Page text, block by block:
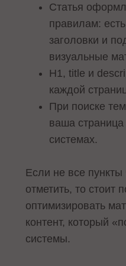
Статья
правилам:
заголовки и
визуальные
H1, title и
каждой
При поиске
ваша страница
системах.
Если не все пункты
отметить, то стоит
оптимизировать
контент, который
системы.